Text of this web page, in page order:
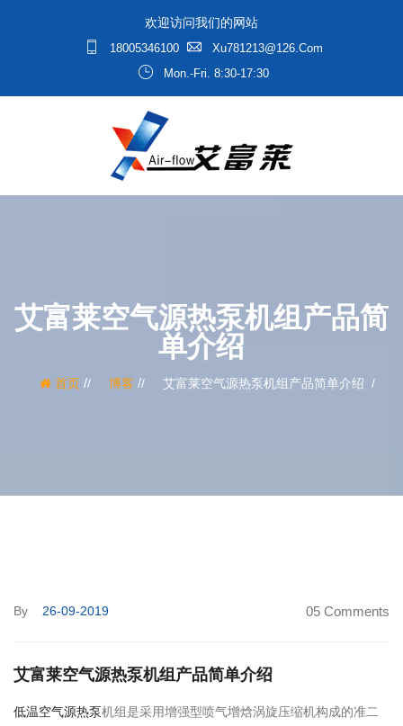
欢迎访问我们的网站
18005346100
Xu781213@126.com
Mon.-Fri. 8:30-17:30
艾富莱空气源热泵机组产品简
单介绍
首页/ 博客 / 艾富莱空气源热泵机组产品简单介绍
By 26-09-2019 05 Comments
艾富莱空气源热泵机组产品简单介绍
低温空气源热泵机组是采用增强型喷气增焓涡旋压缩机构成的准二